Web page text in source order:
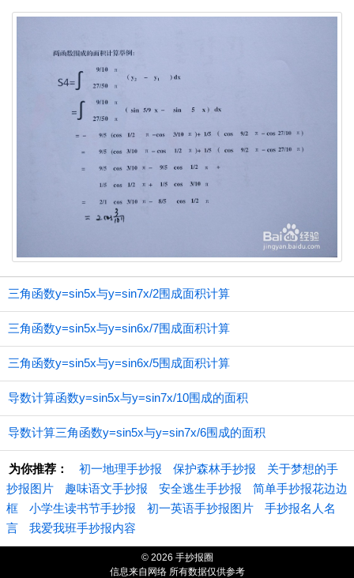
三角函数y=sin5x与y=sin7x/2围成面积计算
三角函数y=sin5x与y=sin6x/7围成面积计算
三角函数y=sin5x与y=sin6x/5围成面积计算
导数计算函数y=sin5x与y=sin7x/10围成的面积
导数计算三角函数y=sin5x与y=sin7x/6围成的面积
为你推荐： 初一地理手抄报 保护森林手抄报
关于梦想的手
抄报图片
趣味语文手抄报 安全逃生手抄报
简单手抄报花边边
框
小学生读书节手抄报 初一英语手抄报图片
手抄报名人名
言
我爱我班手抄报内容
© 2026 手抄报圈
信息来自网络 所有数据仅供参考